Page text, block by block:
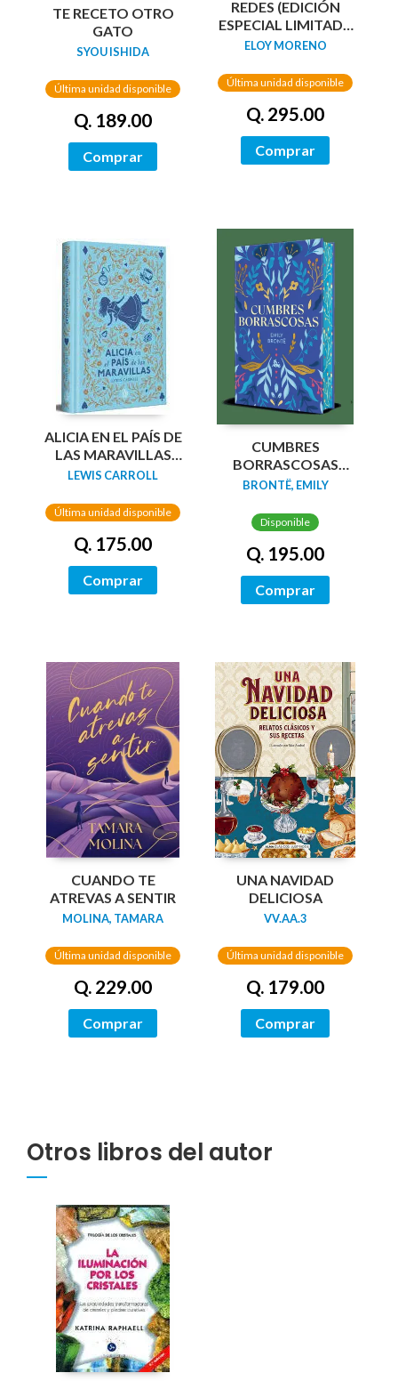
TE RECETO OTRO
GATO
SYOU ISHIDA
Última unidad disponible
Q. 189.00
Comprar
REDES (EDICIÓN
ESPECIAL LIMITADA
GUARDAS DRAGÓN)
ELOY MORENO
Última unidad disponible
Q. 295.00
Comprar
ALICIA EN EL PAÍS DE
LAS MARAVILLAS
(EDICIÓN LIMITADA
PINTADOS)
LEWIS CARROLL
Última unidad disponible
Q. 175.00
Comprar
CUMBRES
BORRASCOSAS
(EDICION LIMITADA
TINTADOS)
BRONTË, EMILY
Disponible
Q. 195.00
Comprar
CUANDO TE
ATREVAS A SENTIR
MOLINA, TAMARA
Última unidad disponible
Q. 229.00
Comprar
UNA NAVIDAD
DELICIOSA
VV.AA.3
Última unidad disponible
Q. 179.00
Comprar
Otros libros del autor